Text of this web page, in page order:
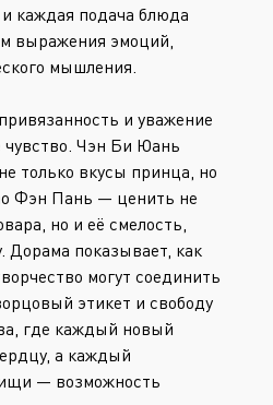
каждая подача блюда
выражения эмоций,
мышления.
и уважение
чувство. Чэн Би Юань
только вкусы принца, но
Фэн Пань — ценить не
но и её смелость,
Дорама показывает, как
могут соединить
этикет и свободу
где каждый новый
а каждый
— возможность